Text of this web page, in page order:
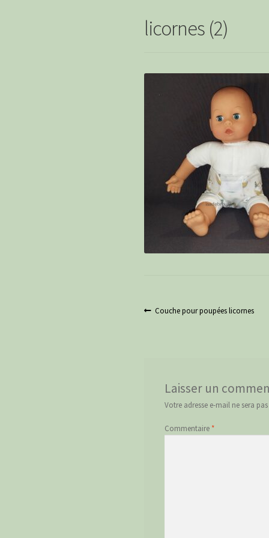
licornes (2)
Navigation
Article
Couche pour poupées licornes
Laisser un
Votre adresse e-mail ne sera
Commentaire *